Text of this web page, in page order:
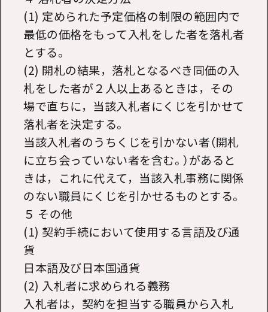
(1) 定められた予定価格の制限の範囲内で
最低の価格をもって入札をした者を落札者
とする。
(2) 開札の結果，落札となるべき同価の入
札をした者が２人以上あるときは，その
場で直ちに，当該入札者にくじを引かせて
落札者を決定する。
当該入札者のうちくじを引かない者（開札
に立ち会っていない者を含む。）があると
きは，これに代えて，当該入札事務に関係
のない職員にくじを引かせるものとする。
５ その他
(1) 契約手続において使用する言語及び通
貨
日本語及び日本国通貨
(2) 入札者に求められる義務
入札者は，契約を担当する職員から入札